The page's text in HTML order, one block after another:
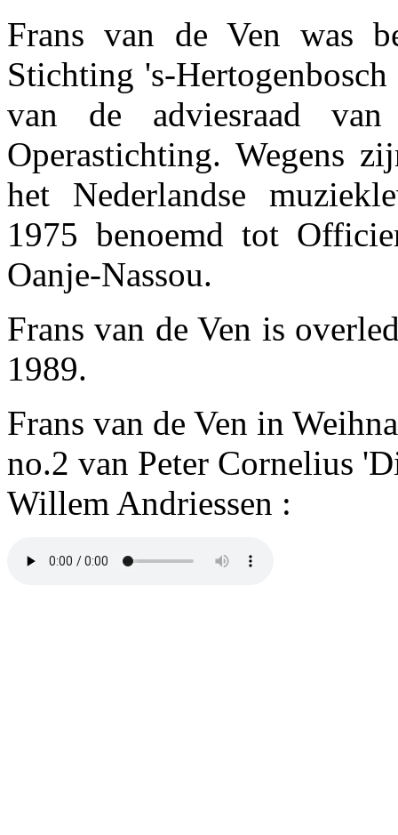
Frans van de Ven was
Stichting 's-
van de adviesraad van
Operastichting. Wegens
het Nederlandse
1975 benoemd tot
Oanje-Nassou.
Frans van de Ven is
1989.
Frans van de Ven in
no.2 van Peter Cornelius
Willem Andriessen :